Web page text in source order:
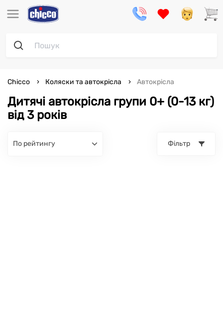
Дитячі автокрісла групи 0+ (0-13 кг)
від 3 років
Chicco Коляски та автокрісла Автокрісла
по рейтингу Фільтр